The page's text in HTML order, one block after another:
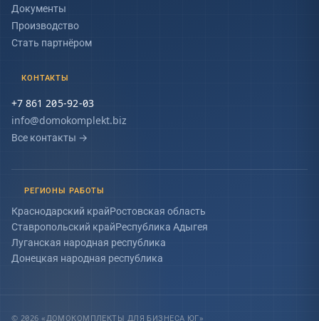
Документы
Производство
Стать партнёром
КОНТАКТЫ
+7 861 205-92-03
info@domokomplekt.biz
Все контакты →
РЕГИОНЫ РАБОТЫ
Краснодарский крайРостовская область
Ставропольский крайРеспублика Адыгея
Луганская народная республика
Донецкая народная республика
© 2026 «ДОМОКОМПЛЕКТЫ ДЛЯ БИЗНЕСА ЮГ»